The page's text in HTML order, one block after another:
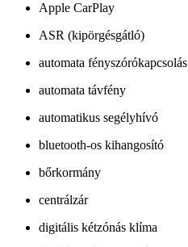
Apple CarPlay
ASR (kipörgésgátló)
automata fényszórókapcsolás
automata távfény
automatikus segélyhívó
bluetooth-os kihangosító
bőrkormány
centrálzár
digitális kétzónás klíma